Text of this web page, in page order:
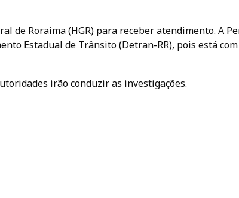
de Roraima (HGR) para receber atendimento. A
Estadual de Trânsito (Detran-RR), pois está com
irão conduzir as investigações.